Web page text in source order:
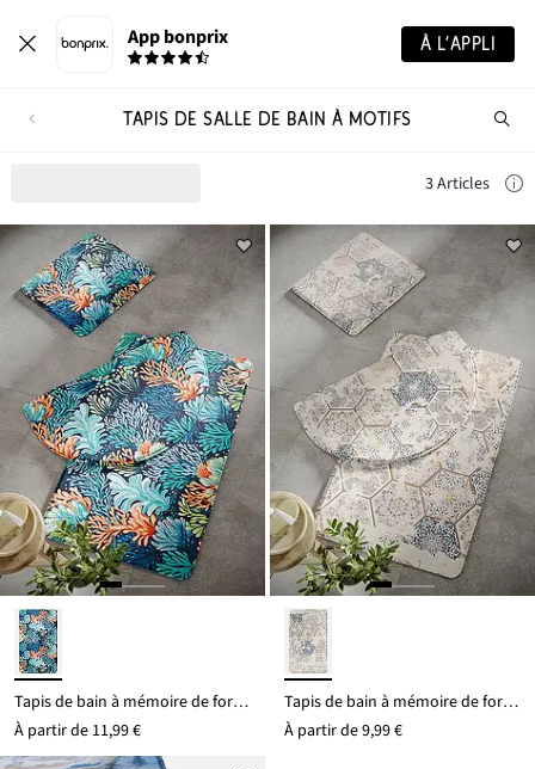
App bonprix À L’APPLI
TAPIS DE SALLE DE BAIN À MOTIFS
3 Articles
Tapis de bain à mémoire de forme
À partir de 11,99 €
Tapis de bain à mémoire de forme
À partir de9,99 €